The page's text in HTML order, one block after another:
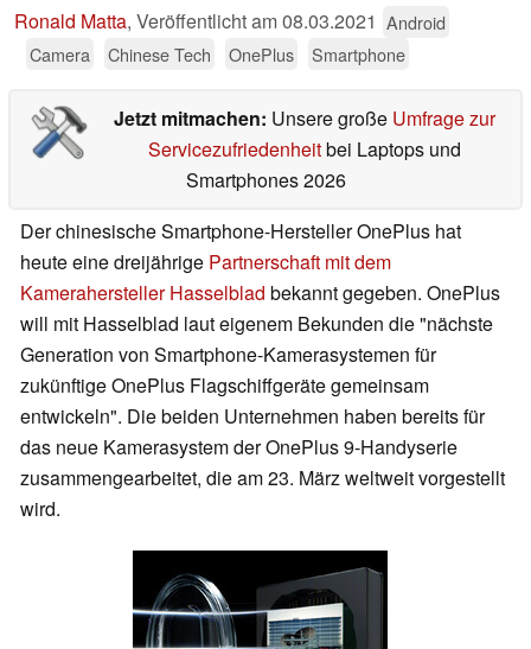
Ronald Matta, Veröffentlicht am08.03.2021 Android
Camera
Chinese Tech OnePlus Smartphone
Jetzt mitmachen: Unsere große Umfrage zur
Servicezufriedenheitbei Laptops und
Smartphones 2026
Der chinesische Smartphone-Hersteller OnePlus hat
heute eine dreijährige Partnerschaft mit dem
Kamerahersteller Hasselblad bekannt gegeben. OnePlus
will mit Hasselblad laut eigenem Bekunden die "nächste
Generation von Smartphone-Kamerasystemen für
zukünftige OnePlus Flagschiffgeräte gemeinsam
entwickeln". Die beiden Unternehmen haben bereits für
das neue Kamerasystem der OnePlus 9-Handyserie
zusammengearbeitet, die am 23. März weltweit vorgestellt
wird.